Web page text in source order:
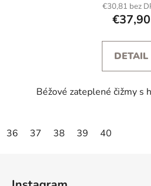
€30,81 bez
€37,90
DETAIL
Béžové zateplené čižmy s
36 37 38 39 40